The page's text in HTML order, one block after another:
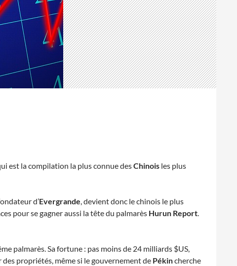
est la compilation la plus connue desChinois les plus
d’Evergrande, devient donc le chinois le plus
pour se gagner aussi la tête du palmarès Hurun Report.
palmarès. Sa fortune : pas moins de 24 milliards $US,
propriétés, même si le gouvernement de Pékincherche